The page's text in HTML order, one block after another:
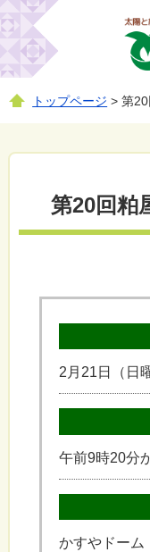
トップページ > 第
第20回粕
2月21日（日
午前9時20分
かすやドーム